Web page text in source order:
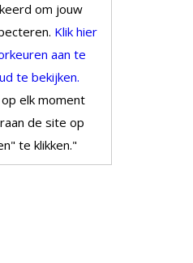
om jouw
Klik hier
aan te
te bekijken.
elk moment
de site op
te klikken."